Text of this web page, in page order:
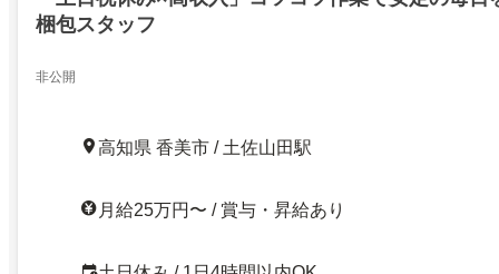
梱包スタッフ
非公開
高知県 香美市 / 土佐山田駅
月給25万円〜 / 賞与・昇給あり